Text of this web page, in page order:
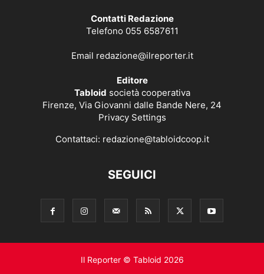
Contatti Redazione
Telefono 055 6587611
Email redazione@ilreporter.it
Editore
Tabloid società cooperativa
Firenze, Via Giovanni dalle Bande Nere, 24
Privacy Settings
Contattaci: redazione@tabloidcoop.it
SEGUICI
Il Reporter © Tabloid 2026